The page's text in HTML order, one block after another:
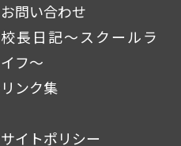
お問い合わせ
校長日記～スクールラ
イフ～
リンク集
サイトポリシー